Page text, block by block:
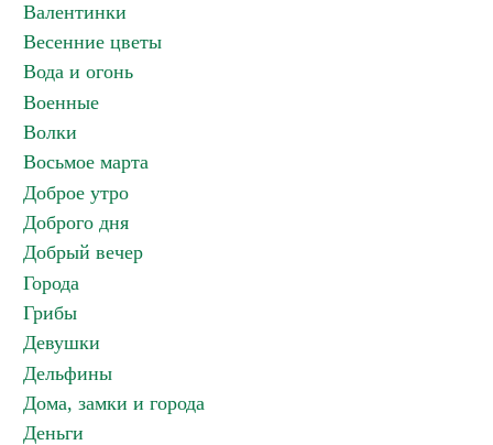
Валентинки
Весенние цветы
Вода и огонь
Военные
Волки
Восьмое марта
Доброе утро
Доброго дня
Добрый вечер
Города
Грибы
Девушки
Дельфины
Дома, замки и города
Деньги